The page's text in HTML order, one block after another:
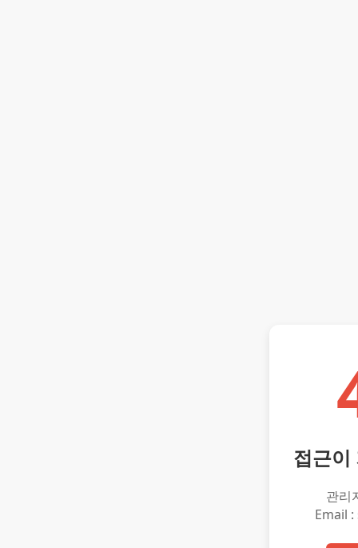
접근이
관리
Email